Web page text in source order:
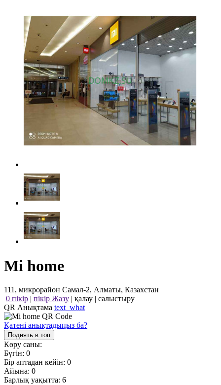
Mi home
111, микрорайон Самал-2, Алматы, Казахстан
0 пікір | пікір Жазу | қалау | салыстыру
QR Анықтама text_what
Қатені анықтадыңыз ба?
Поднять в топ
Көру саны:
Бүгін: 0
Бір аптадан кейін: 0
Айына: 0
Барлық уақытта: 6